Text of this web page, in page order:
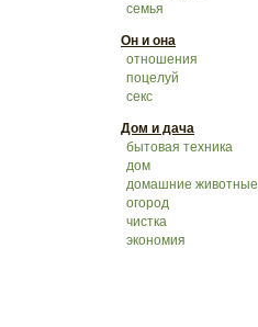
семья
Он и она
отношения
поцелуй
секс
Дом и дача
бытовая техника
дом
домашние животные
огород
чистка
экономия